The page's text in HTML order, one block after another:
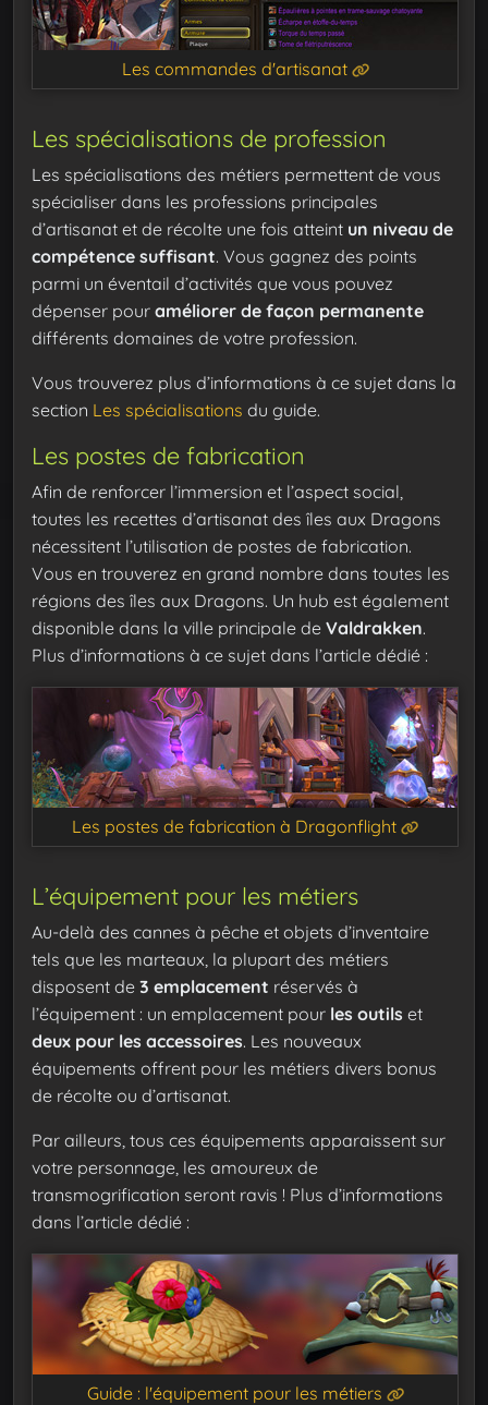
Les commandes d'artisanat
Les spécialisations de profession
Les spécialisations des métiers permettent de vous
spécialiser dans les professions principales
d’artisanat et de récolte une fois atteint un niveau de
compétence suffisant. Vous gagnez des points
parmi un éventail d’activités que vous pouvez
dépenser pour améliorer de façon permanente
différents domaines de votre profession.
Vous trouverez plus d’informations à ce sujet dans la
section Les spécialisations du guide.
Les postes de fabrication
Afin de renforcer l’immersion et l’aspect social,
toutes les recettes d’artisanat des îles aux Dragons
nécessitent l’utilisation de postes de fabrication.
Vous en trouverez en grand nombre dans toutes les
régions des îles aux Dragons. Un hub est également
disponible dans la ville principale de Valdrakken.
Plus d’informations à ce sujet dans l’article dédié :
Les postes de fabrication à Dragonflight
L’équipement pour les métiers
Au-delà des cannes à pêche et objets d’inventaire
tels que les marteaux, la plupart des métiers
disposent de 3 emplacement réservés à
l’équipement : un emplacement pour les outils et
deux pour les accessoires. Les nouveaux
équipements offrent pour les métiers divers bonus
de récolte ou d’artisanat.
Par ailleurs, tous ces équipements apparaissent sur
votre personnage, les amoureux de
transmogrification seront ravis ! Plus d’informations
dans l’article dédié :
Guide : l'équipement pour les métiers